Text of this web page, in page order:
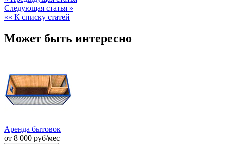
Следующая статья »
«« К списку статей
Может быть интересно
Аренда бытовок
от 8 000 руб/мес